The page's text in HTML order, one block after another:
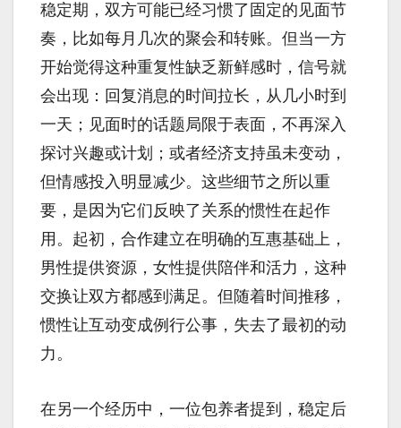
稳定期，双方可能已经习惯了固定的见面节
奏，比如每月几次的聚会和转账。但当一方
开始觉得这种重复性缺乏新鲜感时，信号就
会出现：回复消息的时间拉长，从几小时到
一天；见面时的话题局限于表面，不再深入
探讨兴趣或计划；或者经济支持虽未变动，
但情感投入明显减少。这些细节之所以重
要，是因为它们反映了关系的惯性在起作
用。起初，合作建立在明确的互惠基础上，
男性提供资源，女性提供陪伴和活力，这种
交换让双方都感到满足。但随着时间推移，
惯性让互动变成例行公事，失去了最初的动
力。
在另一个经历中，一位包养者提到，稳定后